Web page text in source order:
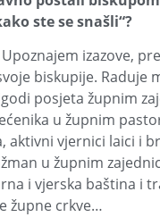
ste se snašli“?
Upoznajem izazove,
biskupije. Raduje
posjeta župnim
u župnim
aktivni vjernici laici i
u župnim
i vjerska baština i
župne crkve…